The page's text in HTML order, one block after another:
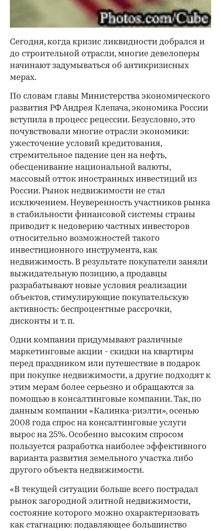
Сегодня, когда кризис ликвидности добрался и
до строительной отрасли, многие девелоперы
начинают задумываться об антикризисных
мерах.
По словам главы Министерства экономического
развития РФ Андрея Клепача, экономика России
вступила в процесс рецессии. Безусловно, это
почувствовали многие отрасли экономики:
ужесточение условий кредитования,
стремительное падение цен на нефть,
обесценивание национальной валюты,
массовый отток иностранных инвестиций из
России. Рынок недвижимости не стал
исключением. Неуверенность участников рынка
в стабильности финансовой системы страны
приводит к недоверию частных инвесторов
относительно возможностей такого
инвестиционного инструмента, как
недвижимость. В результате покупатели заняли
выжидательную позицию, а продавцы
разрабатывают новые условия реализации
объектов, стимулирующие покупательскую
активность: беспроцентные рассрочки,
дисконты и т. п.
Одни компании придумывают различные
маркетинговые акции - скидки на квартиры
перед праздником или путешествие в подарок
при покупке недвижимости, а другие подходят к
этим мерам более серьезно и обращаются за
помощью в консалтинговые компании. Так, по
данным компании «Калинка-риэлти», осенью
2008 года спрос на консалтинговые услуги
вырос на 25%. Особенно высоким спросом
пользуется разработка наиболее эффективного
варианта развития земельного участка либо
другого объекта недвижимости.
«В текущей ситуации больше всего пострадал
рынок загородной элитной недвижимости,
состояние которого можно охарактеризовать
как стагнацию: подавляющее большинство